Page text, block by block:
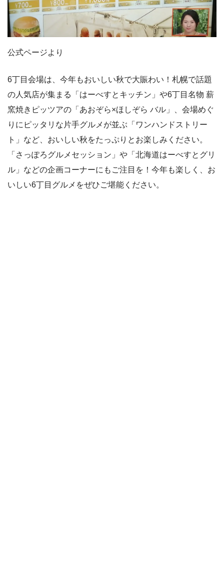
公式ページより
6丁目会場は、今年もおいしい秋で大賑わい！札幌で話題
の人気店が集まる「はーべすとキッチン」や6丁目名物 薪
窯焼きピッツアの「あおぞら×ほしぞら バル」、会場めぐ
りにピッタリな片手グルメが並ぶ「ワンハンドストリー
ト」など、おいしい秋をたっぷりとお楽しみください。
「さっぽろグルメセッション」や「北海道はーべすとグリ
ル」などの企画コーナーにもご注目を！今年も楽しく、お
いしい6丁目グルメをぜひご堪能ください。